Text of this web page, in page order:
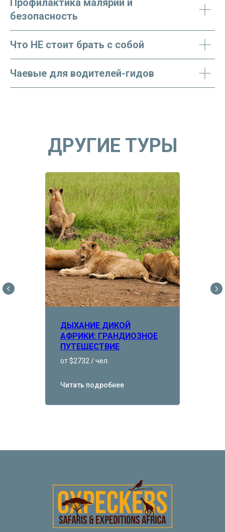
Профилактика малярии и
безопасность
Что НЕ стоит брать с собой
Чаевые для водителей-гидов
ДРУГИЕ ТУРЫ
ДЫХАНИЕ ДИКОЙ
АФРИКИ: ГРАНДИОЗНОЕ
ПУТЕШЕСТВИЕ
от $2732 / чел.
Читать подробнее